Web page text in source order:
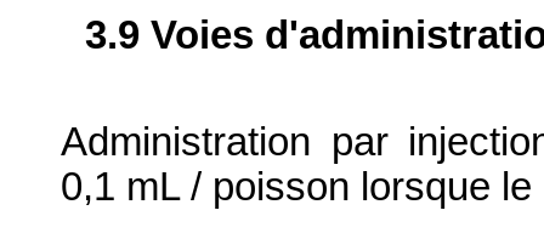
3.9 Voies
Administration par
0,1 mL / poisson lorsque